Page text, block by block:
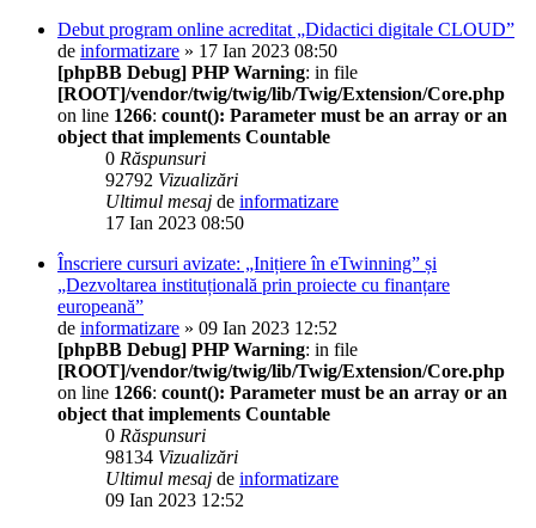
Debut program online acreditat „Didactici digitale CLOUD”
de informatizare » 17 Ian 2023 08:50
[phpBB Debug] PHP Warning: in file
[ROOT]/vendor/twig/twig/lib/Twig/Extension/Core.php
on line 1266: count(): Parameter must be an array or an
object that implements Countable
0 Răspunsuri
92792 Vizualizări
Ultimul mesaj de informatizare
17 Ian 2023 08:50
Înscriere cursuri avizate: „Inițiere în eTwinning” și
„Dezvoltarea instituțională prin proiecte cu finanțare
europeană”
de informatizare » 09 Ian 2023 12:52
[phpBB Debug] PHP Warning: in file
[ROOT]/vendor/twig/twig/lib/Twig/Extension/Core.php
on line 1266: count(): Parameter must be an array or an
object that implements Countable
0 Răspunsuri
98134 Vizualizări
Ultimul mesaj de informatizare
09 Ian 2023 12:52